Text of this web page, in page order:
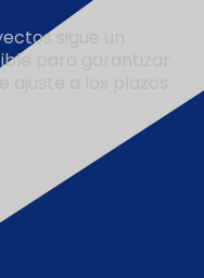
sigue un
para garantizar
a los plazos.